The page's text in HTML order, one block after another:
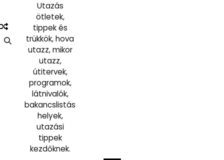
Utazás
ötletek,
tippek és
trükkök, hova
utazz, mikor
utazz,
útitervek,
programok,
látnivalók,
bakancslistás
helyek,
utazási
tippek
kezdőknek.